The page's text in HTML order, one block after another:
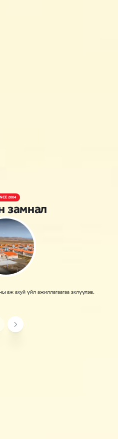
2004
замнал
аж ахуй үйл ажиллагаагаа эхлүүлэв.